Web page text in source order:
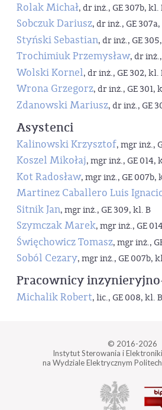
Rolak Michał, dr inż., GE 307b, kl.
Sobczuk Dariusz, dr inż., GE
Styński Sebastian, dr inż., GE
Trochimiuk Przemysław, dr
Wolski Kornel, dr inż., GE 302, kl.
Wrona Grzegorz, dr inż., GE 301,
Zdanowski Mariusz, dr inż., GE
Asystenci
Kalinowski Krzysztof, mgr inż.,
Koszel Mikołaj, mgr inż., GE 014,
Kot Radosław, mgr inż., GE 007b,
Martinez Caballero Luis
Sitnik Jan, mgr inż., GE 309, kl. B
Szymczak Marek, mgr inż., GE
Święchowicz Tomasz, mgr inż.,
Soból Cezary, mgr inż., GE 007b,
Pracownicy
Michalik Robert, lic., GE 008, kl. B
© 2016-2026
Instytut Sterowania i
na Wydziale Elektrycznym